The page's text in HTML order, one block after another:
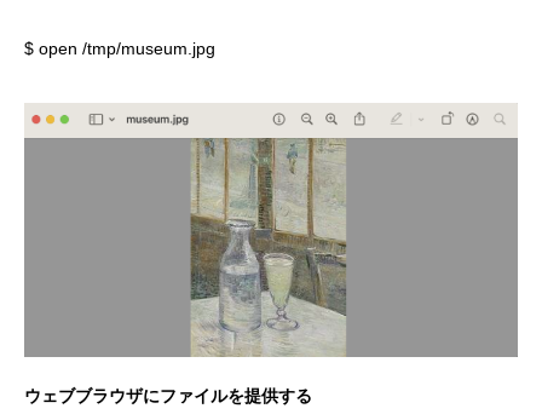
$ open /tmp/museum.jpg
ウェブブラウザにファイルを提供する